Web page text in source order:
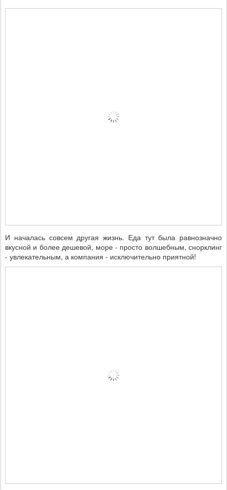
И началась совсем другая жизнь. Еда тут была равнозначно
вкусной и более дешевой, море - просто волшебным, снорклинг
- увлекательным, а компания - исключительно приятной!